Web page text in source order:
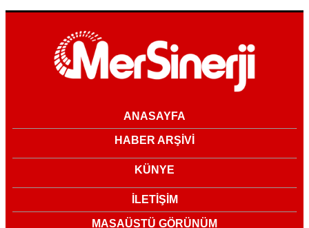
ANASAYFA
HABER ARŞİVİ
KÜNYE
İLETİŞİM
MASAÜSTÜ GÖRÜNÜM